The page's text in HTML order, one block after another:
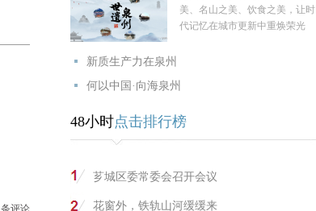
条评论
美、名山之美、饮食之美，让时
代记忆在城市更新中重焕荣光
新质生产力在泉州
何以中国·向海泉州
48小时点击排行榜
芗城区委常委会召开会议
花窗外，铁轨山河缓缓来